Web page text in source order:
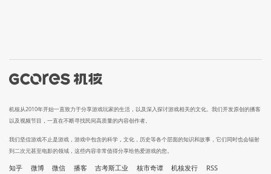
机核从2010年开始一直致力于分享游戏玩家的生活，以及深入探讨游戏相关的文化。我们开发原创的播客
以及视频节目，一直在不断寻找民间高质量的内容创作者。
我们坚信游戏不止是游戏，游戏中包含的科学，文化，历史等各个层面的知识和故事，它们同时也会辐射
到二次元甚至电影的领域，这些内容非常值得分享给热爱游戏的您。
知乎 微博 微信 播客 吉考斯工业 核市奇谭 机核发行 RSS